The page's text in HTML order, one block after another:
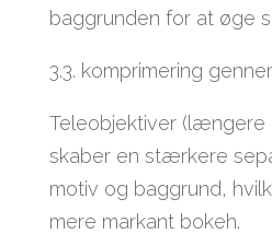
baggrunden for at øge
3.3. komprimering
Teleobjektiver
skaber en stærkere
motiv og baggrund,
mere markant bokeh.